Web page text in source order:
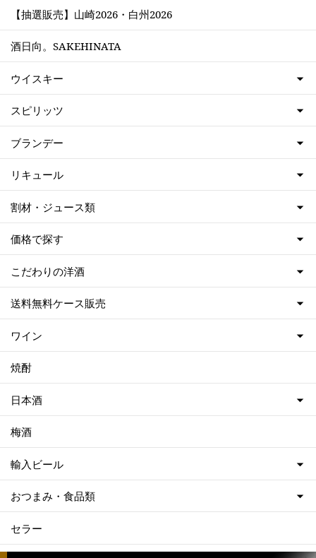
【抽選販売】山崎2026・白州2026
酒日向。SAKEHINATA
ウイスキー
スピリッツ
ブランデー
リキュール
割材・ジュース類
価格で探す
こだわりの洋酒
送料無料ケース販売
ワイン
焼酎
日本酒
梅酒
輸入ビール
おつまみ・食品類
セラー